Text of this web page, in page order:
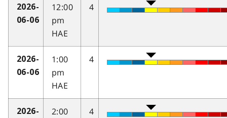
2026-
06-06
12:00
pm
HAE
4
2026-
06-06
1:00
pm
HAE
4
2026-
2:00
4